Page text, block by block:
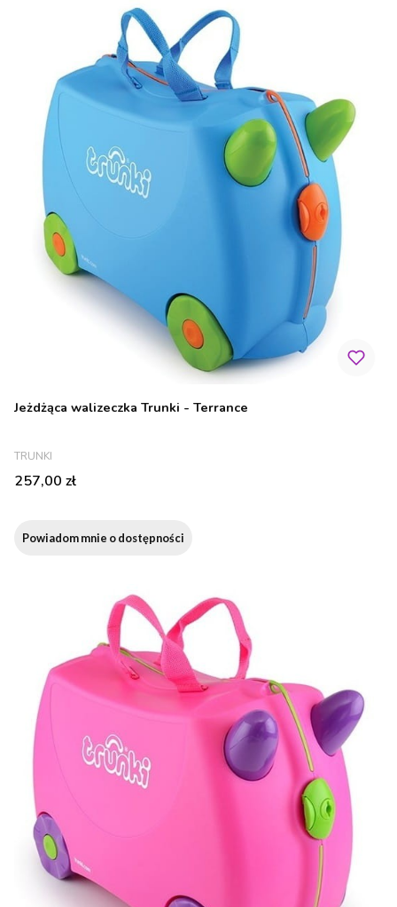
Jeżdżąca walizeczka Trunki - Terrance
PRODUCENT
TRUNKI
Cena
257,00 zł
Powiadom mnie o dostępności